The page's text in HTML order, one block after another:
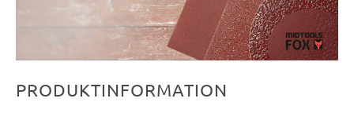
PRODUKTINFORMATION